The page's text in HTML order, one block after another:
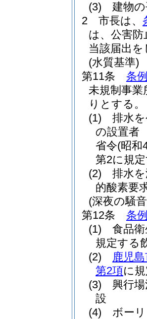
(3)
建物
2
市長は、
は、公害
当該届出
(水質基準)
第11条
条
未規制事業
りとする。
(1)
排水
の設置者
省令(昭和
第2に規
(2)
排水
的酸素要
(深夜の騒
第12条
条
(1)
食品
規定する
(2)
鹿児
第2項に
(3)
興行
設
(4)
ボー